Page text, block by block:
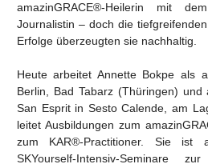
amazinGRACE®-Heilerin mit
Journalistin – doch die
Erfolge überzeugten sie nachhaltig.
Heute arbeitet Annette Bokpe als
Berlin, Bad Tabarz (Thüringen)
San Esprit in Sesto Calende, am
leitet Ausbildungen zum
zum KAR®-Practitioner. Sie ist
SKYourself-Intensiv-Seminare